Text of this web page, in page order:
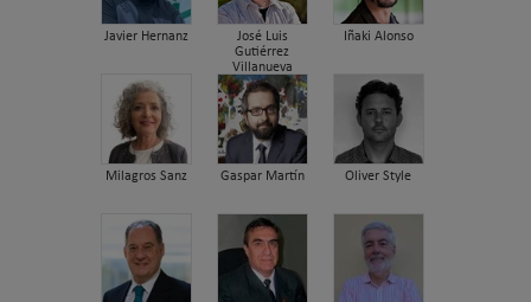
Javier Hernanz
José Luis
Gutiérrez
Villanueva
Iñaki Alonso
Milagros Sanz Gaspar Martín Oliver Style